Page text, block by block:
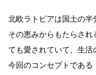
北欧ラトビアは国土の
その恵みからもたらさ
ても愛されていて、生活
今回のコンセプトであ